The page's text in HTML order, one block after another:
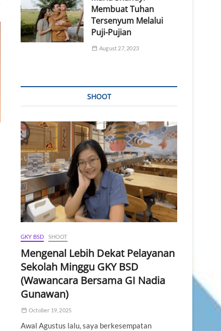
Membuat Tuhan
Tersenyum Melalui
Puji-Pujian
August 27, 2023
SHOOT
GKY BSD SHOOT
Mengenal Lebih Dekat Pelayanan
Sekolah Minggu GKY BSD
(Wawancara Bersama GI Nadia
Gunawan)
October 19, 2025
Awal Agustus lalu, saya berkesempatan